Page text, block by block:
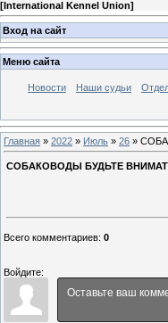
[International Kennel Union]
Вход на сайт
Меню сайта
Новости Наши судьи
Главная » 2022 » Июль » 26 »
СОБАКОВОДЫ БУДЬТЕ
Всего комментариев: 0
Войдите: